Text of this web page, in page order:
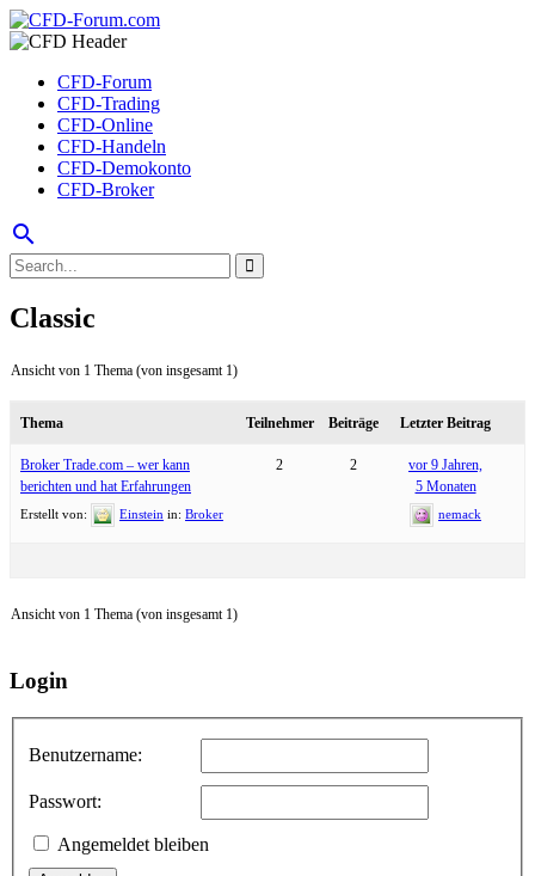
CFD-Forum
CFD-Trading
CFD-Online
CFD-Handeln
CFD-Demokonto
CFD-Broker
search
Classic
Ansicht von 1 Thema (von insgesamt 1)
Thema Teilnehmer Beiträge Letzter Beitrag
Broker Trade.com – wer kann
berichten und hat Erfahrungen
Erstellt von: Einstein in: Broker
2 2
vor 9 Jahren,
5 Monaten
nemack
Ansicht von 1 Thema (von insgesamt 1)
Login
Benutzername:
Passwort:
Angemeldet bleiben